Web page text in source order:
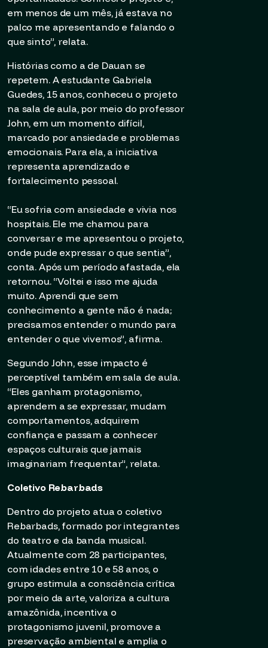
em menos de um mês, já estava no
palco me apresentando e falando o
que sinto”, relata.
Histórias como a de Dauan se
repetem. A estudante Gabriela
Guedes, 15 anos, conheceu o projeto
na sala de aula, por meio do professor
John, em um momento difícil,
marcado por ansiedade e problemas
emocionais. Para ela, a iniciativa
representa aprendizado e
fortalecimento pessoal.
“Eu sofria com ansiedade e vivia nos
hospitais. Ele me chamou para
conversar e me apresentou o projeto,
onde pude expressar o que sentia”,
conta. Após um período afastada, ela
retornou. “Voltei e isso me ajuda
muito. Aprendi que sem
conhecimento a gente não é nada;
precisamos entender o mundo para
entender o que vivemos”, afirma.
Segundo John, esse impacto é
perceptível também em sala de aula.
“Eles ganham protagonismo,
aprendem a se expressar, mudam
comportamentos, adquirem
confiança e passam a conhecer
espaços culturais que jamais
imaginariam frequentar”, relata.
Coletivo Rebarbads
Dentro do projeto atua o coletivo
Rebarbads, formado por integrantes
do teatro e da banda musical.
Atualmente com 28 participantes,
com idades entre 10 e 58 anos, o
grupo estimula a consciência crítica
por meio da arte, valoriza a cultura
amazônida, incentiva o
protagonismo juvenil, promove a
preservação ambiental e amplia o